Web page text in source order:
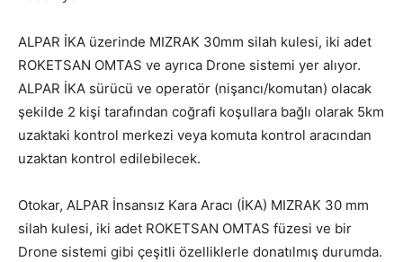
ALPAR İKA üzerinde MIZRAK 30mm silah kulesi, iki adet
ROKETSAN OMTAS ve ayrıca Drone sistemi yer alıyor.
ALPAR İKA sürücü ve operatör (nişancı/komutan) olacak
şekilde 2 kişi tarafından coğrafi koşullara bağlı olarak 5km
uzaktaki kontrol merkezi veya komuta kontrol aracından
uzaktan kontrol edilebilecek.
Otokar, ALPAR İnsansız Kara Aracı (İKA) MIZRAK 30 mm
silah kulesi, iki adet ROKETSAN OMTAS füzesi ve bir
Drone sistemi gibi çeşitli özelliklerle donatılmış durumda.